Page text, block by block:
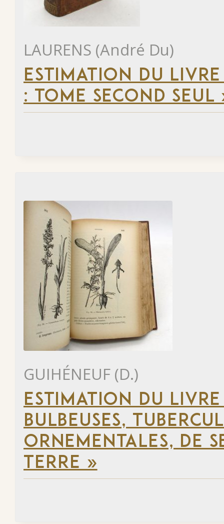
LAURENS (André Du)
ESTIMATION DU
: TOME SECOND SEUL
GUIHÉNEUF (D.)
ESTIMATION DU
BULBEUSES,
ORNEMENTALES, DE
TERRE »